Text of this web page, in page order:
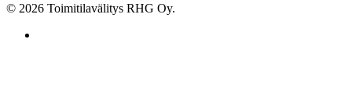
© 2026 Toimitilavälitys RHG Oy.